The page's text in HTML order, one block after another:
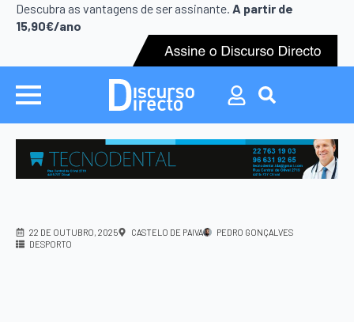
Descubra as vantagens de ser assinante. A partir de
15,90€/ano
Search
for:
Search
22 DE OUTUBRO, 2025 CASTELO DE PAIVA
PEDRO GONÇALVES
DESPORTO